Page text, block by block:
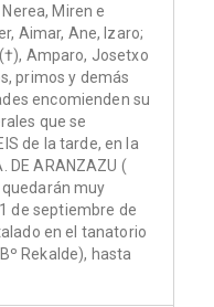
Miren e
Aimar, Ane, Izaro;
Amparo, Josetxo
primos y demás
encomienden su
que se
de la tarde, en la
DE ARANZAZU (
muy
de septiembre de
en el tanatorio
Rekalde), hasta